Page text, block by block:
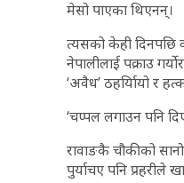
मेसो पाएका थिएनन्।
त्यसको केही दिनपछि
नेपालीलाई पक्राउ
‘अवैध’ ठहर्याियो र
‘चप्पल लगाउन पनि
रावाङकै चौकीको
पुर्याचए पनि प्रहरीले